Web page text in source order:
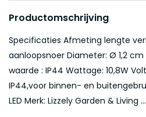
Productomschrijving
Specificaties Afmeting lengte
aanloopsnoer Diameter: Ø 1,2 cm
waarde : IP44 Wattage: 10,8W
IP44,voor binnen- en
LED Merk: Lizzely Garden & Living ...